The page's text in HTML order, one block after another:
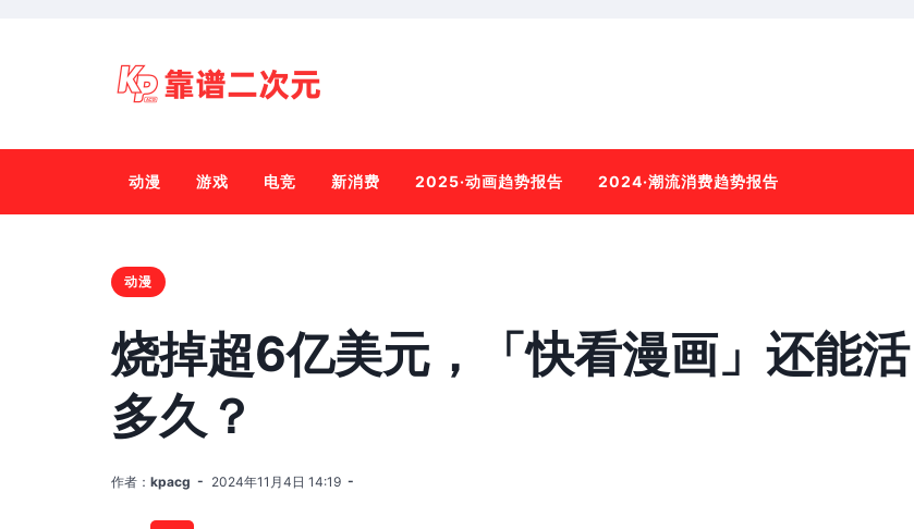
动漫 游戏 电竞 新消费 2025·动画趋势报告 2024·潮流消费趋势报告
动漫
烧掉超6亿美元，「快看漫画」还能活
多久？
作者： kpacg 2024年11月4日 14:19